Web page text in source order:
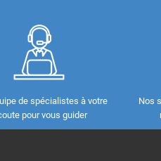
de spécialistes à votre
pour vous guider
Nos